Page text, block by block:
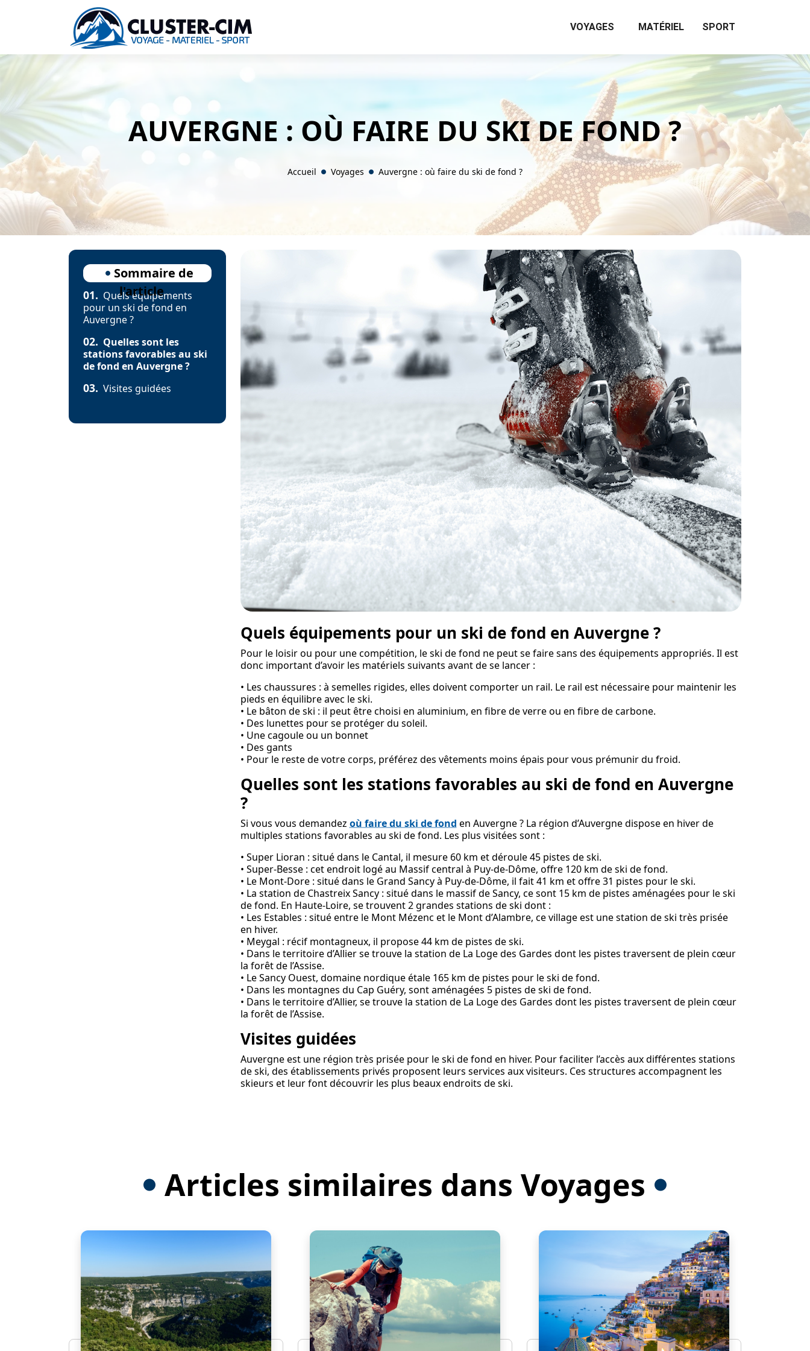
VOYAGES MATÉRIEL SPORT
AUVERGNE : OÙ FAIRE DU SKI DE FOND ?
Accueil Voyages Auvergne : où faire du ski de fond ?
Quels équipements pour un ski de fond en Auvergne ?
Pour le loisir ou pour une compétition, le ski de fond ne peut se faire sans des équipements appropriés. Il est
donc important d’avoir les matériels suivants avant de se lancer :
• Les chaussures : à semelles rigides, elles doivent comporter un rail. Le rail est nécessaire pour maintenir les
pieds en équilibre avec le ski.
• Le bâton de ski : il peut être choisi en aluminium, en fibre de verre ou en fibre de carbone.
• Des lunettes pour se protéger du soleil.
• Une cagoule ou un bonnet
• Des gants
• Pour le reste de votre corps, préférez des vêtements moins épais pour vous prémunir du froid.
Quelles sont les stations favorables au ski de fond en Auvergne
?
Si vous vous demandez où faire du ski de fond en Auvergne ? La région d’Auvergne dispose en hiver de
multiples stations favorables au ski de fond. Les plus visitées sont :
• Super Lioran : situé dans le Cantal, il mesure 60 km et déroule 45 pistes de ski.
• Super-Besse : cet endroit logé au Massif central à Puy-de-Dôme, offre 120 km de ski de fond.
• Le Mont-Dore : situé dans le Grand Sancy à Puy-de-Dôme, il fait 41 km et offre 31 pistes pour le ski.
• La station de Chastreix Sancy : situé dans le massif de Sancy, ce sont 15 km de pistes aménagées pour le ski
de fond. En Haute-Loire, se trouvent 2 grandes stations de ski dont :
• Les Estables : situé entre le Mont Mézenc et le Mont d’Alambre, ce village est une station de ski très prisée
en hiver.
• Meygal : récif montagneux, il propose 44 km de pistes de ski.
• Dans le territoire d’Allier se trouve la station de La Loge des Gardes dont les pistes traversent de plein cœur
la forêt de l’Assise.
• Le Sancy Ouest, domaine nordique étale 165 km de pistes pour le ski de fond.
• Dans les montagnes du Cap Guéry, sont aménagées 5 pistes de ski de fond.
• Dans le territoire d’Allier, se trouve la station de La Loge des Gardes dont les pistes traversent de plein cœur
la forêt de l’Assise.
Visites guidées
Auvergne est une région très prisée pour le ski de fond en hiver. Pour faciliter l’accès aux différentes stations
de ski, des établissements privés proposent leurs services aux visiteurs. Ces structures accompagnent les
skieurs et leur font découvrir les plus beaux endroits de ski.
Sommaire de
l'article
01. Quels équipements
pour un ski de fond en
Auvergne ?
02. Quelles sont les
stations favorables au ski
de fond en Auvergne ?
03. Visites guidées
Articles similaires dans Voyages